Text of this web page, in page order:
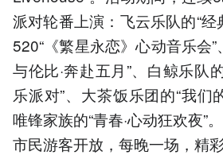
派对轮番上演：飞云乐队的“经
520“《繁星永恋》心动音乐会
与伦比·奔赴五月”、白鲸乐队
乐派对”、大茶饭乐团的“我们
唯锋家族的“青春·心动狂欢夜”
市民游客开放，每晚一场，精彩